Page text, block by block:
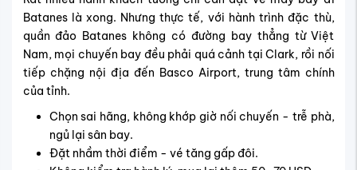
Batanes là xong. Nhưng thực tế, với hành trình đặc thù,
quần đảo Batanes không có đường bay thẳng từ Việt
Nam, mọi chuyến bay đều phải quá cảnh tạiClark, rồi nối
tiếp chặng nội địa đến Basco Airport, trung tâm chính
của tỉnh.
Chọn sai hãng, không khớp giờ nối chuyến - trễ phà,
ngủ lại sân bay.
Đặt nhầm thời điểm - vé tăng gấp đôi.